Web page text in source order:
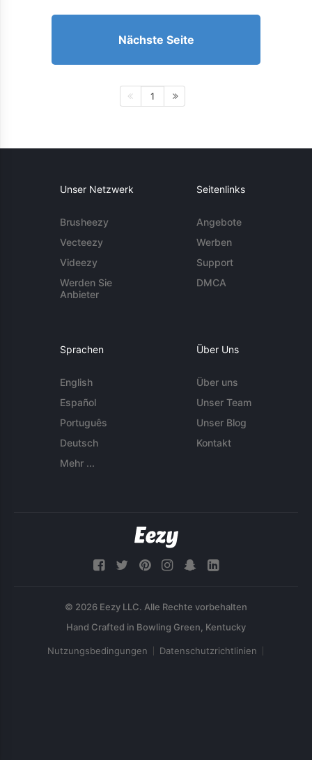
Nächste Seite
1
Unser Netzwerk
Brusheezy
Vecteezy
Videezy
Werden Sie
Anbieter
Seitenlinks
Angebote
Werben
Support
DMCA
Sprachen
English
Español
Português
Deutsch
Mehr ...
Über Uns
Über uns
Unser Team
Unser Blog
Kontakt
© 2026 Eezy LLC. Alle Rechte vorbehalten
Nutzungsbedingungen Datenschutzrichtlinien